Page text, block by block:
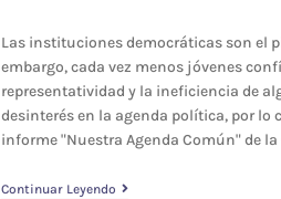
Las instituciones democráticas son el
embargo, cada vez menos jóvenes
representatividad y la ineficiencia de
desinterés en la agenda política, por lo
informe "Nuestra Agenda Común" de
Continuar Leyendo